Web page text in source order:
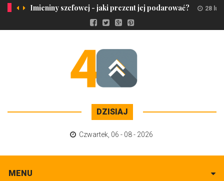
Imieniny szefowej - jaki prezent jej podarować? 28
DZISIAJ
Czwartek 06 - 08 - 2026
MENU